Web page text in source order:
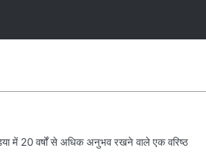
में 20 वर्षों से अधिक अनुभव रखने वाले एक वरिष्ठ